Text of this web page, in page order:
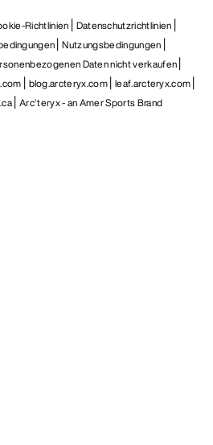
Richtlinien Datenschutzrichtlinien
Nutzungsbedingungen
Daten nicht verkaufen
blog.arcteryx.com leaf.arcteryx.com
Arc'teryx - an Amer Sports Brand